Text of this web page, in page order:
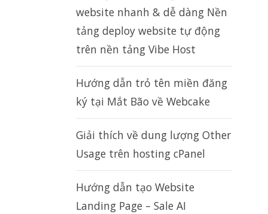
website nhanh & dễ dàng Nền
tảng deploy website tự động
trên nền tảng Vibe Host
Hướng dẫn trỏ tên miền đăng
ký tại Mắt Bão về Webcake
Giải thích về dung lượng Other
Usage trên hosting cPanel
Hướng dẫn tạo Website
Landing Page – Sale AI